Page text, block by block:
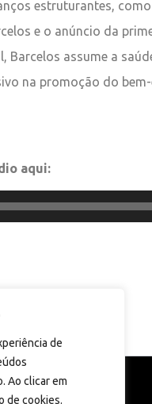
de
Ao clicar em
de cookies.
estruturantes,
e o anúncio da
Barcelos assume a
na promoção do
aqui: